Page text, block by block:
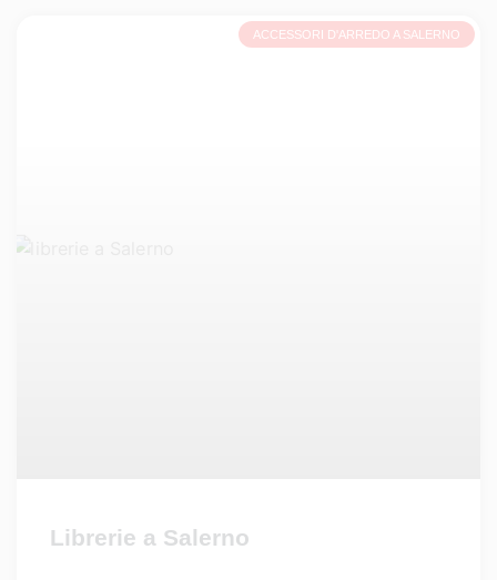
ACCESSORI D'ARREDO A SALERNO
Librerie a Salerno